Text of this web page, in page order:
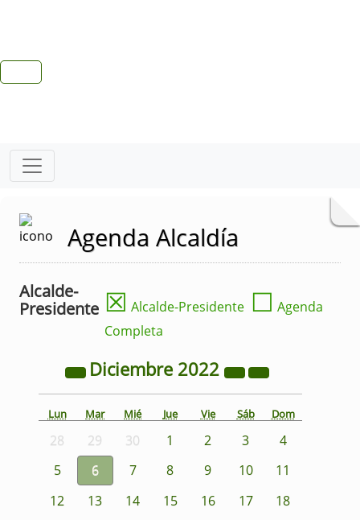
Agenda Alcaldía
Alcalde-
Presidente ☒ Alcalde-Presidente ☐ Agenda
Completa
Diciembre 2022
Lun Mar Mié Jue Vie Sáb Dom
28 29 30 1 2 3
4
5
6 7 8 9 10
11
12
13 14 15 16 17
18